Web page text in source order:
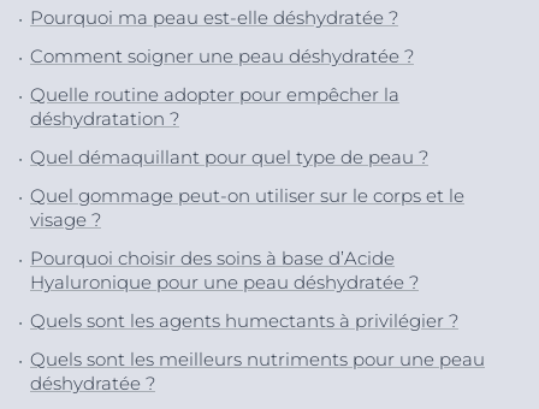
Pourquoi ma peau est-elle déshydratée ?
Comment soigner une peau déshydratée ?
Quelle routine adopter pour empêcher la
déshydratation ?
Quel démaquillant pour quel type de peau ?
Quel gommage peut-on utiliser sur le corps et le
visage ?
Pourquoi choisir des soins à base d’Acide
Hyaluronique pour une peau déshydratée ?
Quels sont les agents humectants à privilégier ?
Quels sont les meilleurs nutriments pour une peau
déshydratée ?